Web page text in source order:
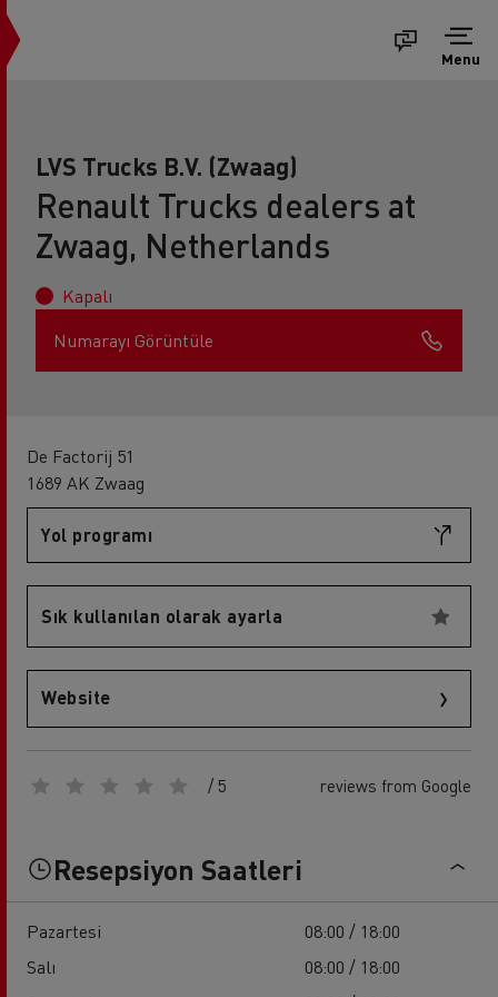
Menu
LVS Trucks B.V. (Zwaag)
Renault Trucks dealers at
Zwaag, Netherlands
Kapalı
Numarayı Görüntüle
De Factorij 51
1689 AK Zwaag
Yol programı
Sık kullanılan olarak ayarla
Website
/ 5 reviews from Google
Resepsiyon Saatleri
Pazartesi
08:00 / 18:00
Salı
08:00 / 18:00